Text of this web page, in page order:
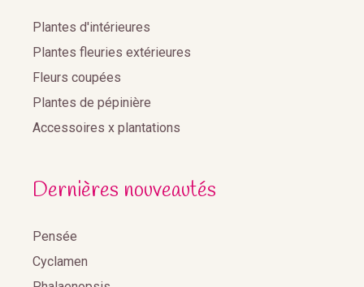
Plantes d'intérieures
Plantes fleuries extérieures
Fleurs coupées
Plantes de pépinière
Accessoires x plantations
Dernières nouveautés
Pensée
Cyclamen